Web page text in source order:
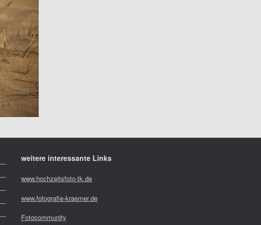
weitere interessante Links
www.hochzeitsfoto-tk.de
www.fotografie-kraemer.de
Fotocommunity